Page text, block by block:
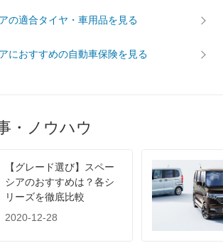
-
-
の適合タイヤ・車用品を見る
におすすめの自動車保険を見る
・ノウハウ
【グレード選び】スペー
シアのおすすめは？各シ
リーズを徹底比較
2020-12-28